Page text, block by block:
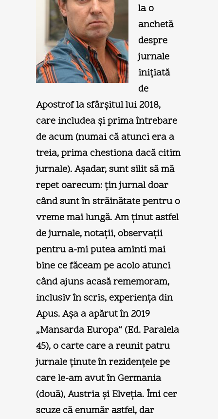
la o
anchetă
despre
jurnale
iniţiată
de
Apostrof la sfârşitul lui 2018,
care includea şi prima întrebare
de acum (numai că atunci era a
treia, prima chestiona dacă citim
jurnale). Aşadar, sunt silit să mă
repet oarecum: ţin jurnal doar
când sunt în străinătate pentru o
vreme mai lungă. Am ţinut astfel
de jurnale, notaţii, observaţii
pentru a-mi putea aminti mai
bine ce făceam pe acolo atunci
când ajuns acasă rememoram,
inclusiv în scris, experienţa din
Apus. Aşa a apărut în 2019
„Mansarda Europa“ (Ed. Paralela
45), o carte care a reunit patru
jurnale ţinute în rezidenţele pe
care le-am avut în Germania
(două), Austria şi Elveţia. Îmi cer
scuze că enumăr astfel, dar